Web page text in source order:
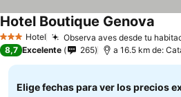
3 Estrellas
Hotel Observa aves desde tu
Hotel Boutique Genova
8,7 Excelente 265 a 16.5 km de:
Elige fechas para ver los precios